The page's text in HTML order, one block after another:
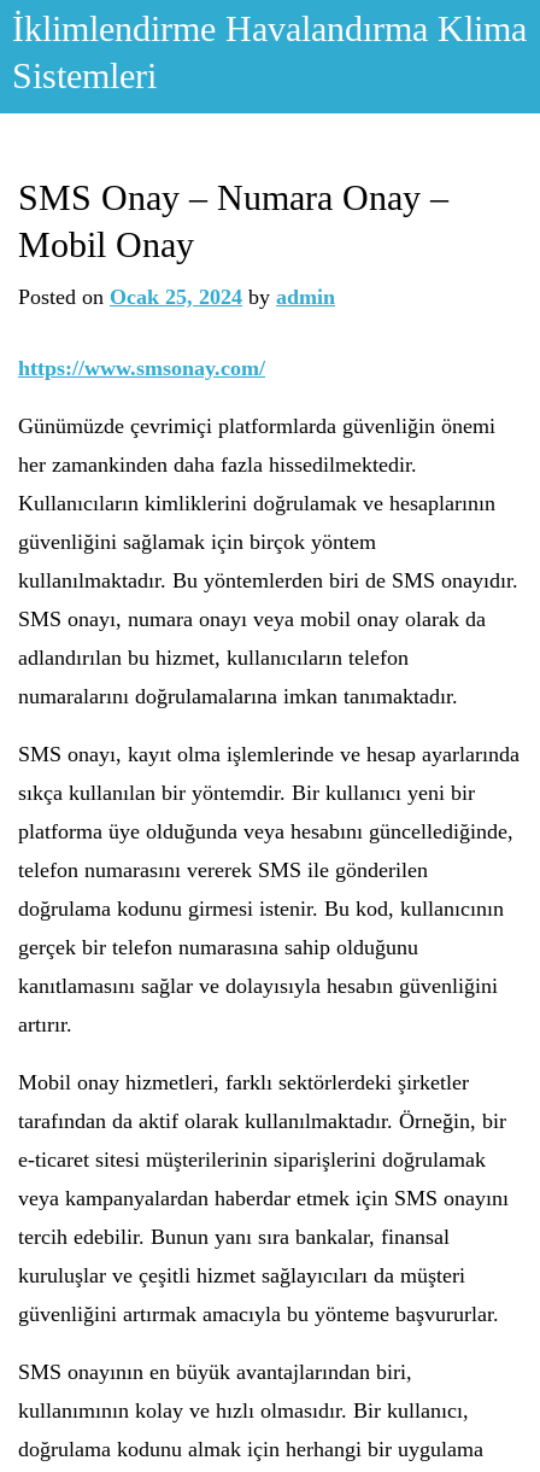
Skip
content
İklimlendirme Havalandırma Klima
Sistemleri
SMS Onay – Numara Onay –
Mobil Onay
Posted on Ocak 25, 2024 by admin
https://www.smsonay.com/
Günümüzde çevrimiçi platformlarda güvenliğin önemi
her zamankinden daha fazla hissedilmektedir.
Kullanıcıların kimliklerini doğrulamak ve hesaplarının
güvenliğini sağlamak için birçok yöntem
kullanılmaktadır. Bu yöntemlerden biri de SMS onayıdır.
SMS onayı, numara onayı veya mobil onay olarak da
adlandırılan bu hizmet, kullanıcıların telefon
numaralarını doğrulamalarına imkan tanımaktadır.
SMS onayı, kayıt olma işlemlerinde ve hesap ayarlarında
sıkça kullanılan bir yöntemdir. Bir kullanıcı yeni bir
platforma üye olduğunda veya hesabını güncellediğinde,
telefon numarasını vererek SMS ile gönderilen
doğrulama kodunu girmesi istenir. Bu kod, kullanıcının
gerçek bir telefon numarasına sahip olduğunu
kanıtlamasını sağlar ve dolayısıyla hesabın güvenliğini
artırır.
Mobil onay hizmetleri, farklı sektörlerdeki şirketler
tarafından da aktif olarak kullanılmaktadır. Örneğin, bir
e-ticaret sitesi müşterilerinin siparişlerini doğrulamak
veya kampanyalardan haberdar etmek için SMS onayını
tercih edebilir. Bunun yanı sıra bankalar, finansal
kuruluşlar ve çeşitli hizmet sağlayıcıları da müşteri
güvenliğini artırmak amacıyla bu yönteme başvururlar.
SMS onayının en büyük avantajlarından biri,
kullanımının kolay ve hızlı olmasıdır. Bir kullanıcı,
doğrulama kodunu almak için herhangi bir uygulama